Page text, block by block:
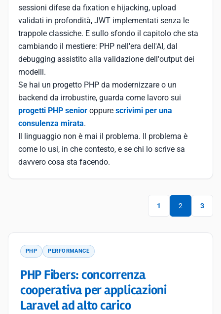
sessioni difese da fixation e hijacking, upload
validati in profondità, JWT implementati senza le
trappole classiche. E sullo sfondo il capitolo che sta
cambiando il mestiere: PHP nell'era dell'AI, dal
debugging assistito alla validazione dell'output dei
modelli.
Se hai un progetto PHP da modernizzare o un
backend da irrobustire, guarda come lavoro sui
progetti PHP senior oppure scrivimi per una
consulenza mirata.
Il linguaggio non è mai il problema. Il problema è
come lo usi, in che contesto, e se chi lo scrive sa
davvero cosa sta facendo.
1 2 3
PHP PERFORMANCE
PHP Fibers: concorrenza
cooperativa per applicazioni
Laravel ad alto carico